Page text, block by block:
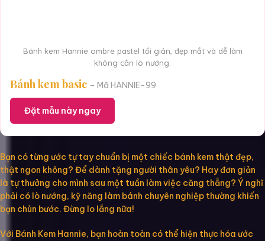
Bánh kem Hannie ombre pastel tối giản, đẹp mắt và dễ làm
không cần lò nướng.
Bánh kem basic – Mã HANNIE-99
Đặt mẫu này ngay
Bạn có từng ước tự tay chuẩn bị một chiếc bánh kem thật đẹp,
thật ngon không? Để dành tặng người thân yêu? Hay đơn giản
là tự thưởng cho mình sau một tuần làm việc căng thẳng? Ý nghĩ
phải có lò nướng, kỹ năng làm bánh chuyên nghiệp thường khiến
bạn chùn bước. Đừng lo lắng nữa!
Với Bánh Kem Hannie, bạn hoàn toàn có thể hiện thực hóa ước